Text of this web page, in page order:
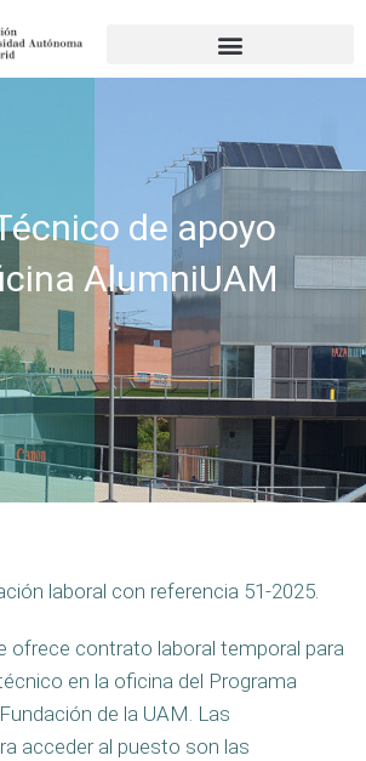
de apoyo
AlumniUAM
laboral con referencia 51-2025.
ofrece contrato laboral temporal para
en la oficina del Programa
de la UAM. Las
acceder al puesto son las